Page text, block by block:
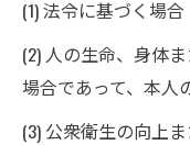
(1) 法令に基づく場合
(2) 人の生命、身体
場合であって、本人
(3) 公衆衛生の向上